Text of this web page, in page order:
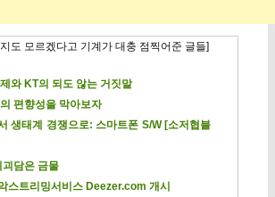
도 모르겠다고 기계가 대충 점찍어준 글들]
와 KT의 되도 않는 거짓말
편향성을 막아보자
생태계 경쟁으로: 스마트폰 S/W [소저협블
괴담은 금물
스트리밍서비스 Deezer.com 개시